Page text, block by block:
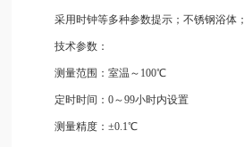
采用时钟等多种参数提示；不锈钢浴体；
技术参数：
测量范围：室温～100℃
定时时间：0～99小时内设置
测量精度：±0.1℃